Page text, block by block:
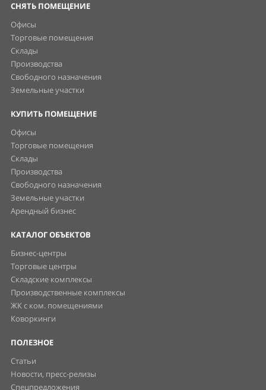
СНЯТЬ ПОМЕЩЕНИЕ
Офисы
Торговые помещения
Склады
Производства
Свободного назначения
Земельные участки
КУПИТЬ ПОМЕЩЕНИЕ
Офисы
Торговые помещения
Склады
Производства
Свободного назначения
Земельные участки
Арендный бизнес
КАТАЛОГ ОБЪЕКТОВ
Бизнес-центры
Торговые центры
Складские комплексы
Производственные комплексы
ЖК с ком. помещениями
Коворкинги
ПОЛЕЗНОЕ
Статьи
Новости, пресс-релизы
Спецпредложения